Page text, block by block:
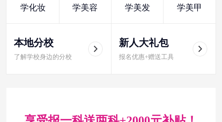
学化妆 学美容 学美发 学美甲
本地分校
了解学校身边的分校
新人大礼包
报名优惠+赠送工具